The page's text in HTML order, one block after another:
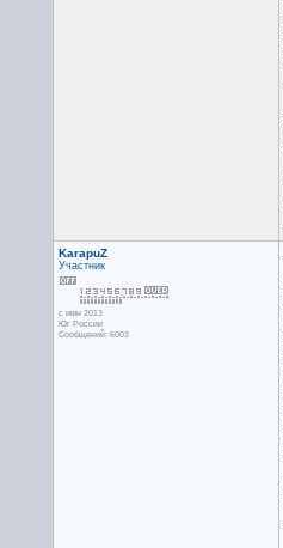
KarapuZ
Участник
с июн 2013
Юг России
Сообщений: 6003